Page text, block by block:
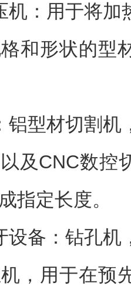
机：用于将加
和形状的型
铝型材切割机
及CNC数控
指定长度。
设备：钻孔机
，用于在预